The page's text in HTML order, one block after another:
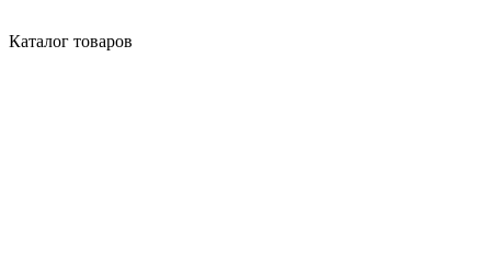
Каталог товаров